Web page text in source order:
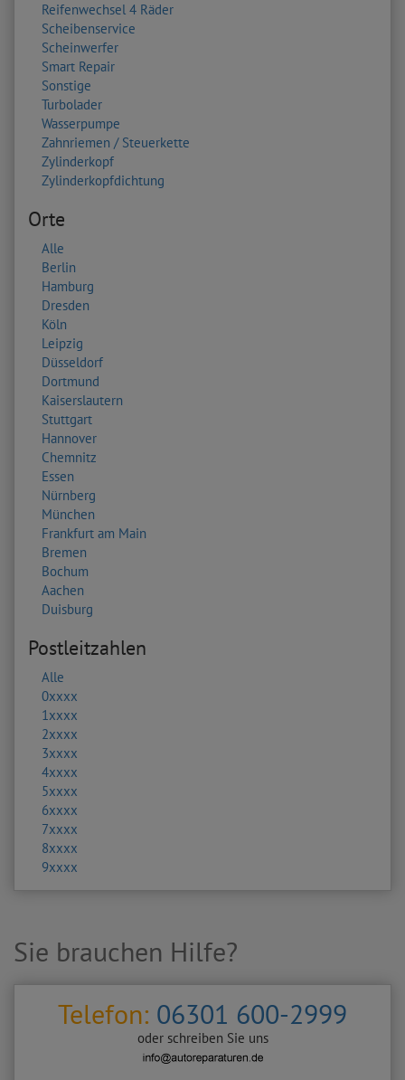
Reifenwechsel 4 Räder
Scheibenservice
Scheinwerfer
Smart Repair
Sonstige
Turbolader
Wasserpumpe
Zahnriemen / Steuerkette
Zylinderkopf
Zylinderkopfdichtung
Orte
Alle
Berlin
Hamburg
Dresden
Köln
Leipzig
Düsseldorf
Dortmund
Kaiserslautern
Stuttgart
Hannover
Chemnitz
Essen
Nürnberg
München
Frankfurt am Main
Bremen
Bochum
Aachen
Duisburg
Postleitzahlen
Alle
0xxxx
1xxxx
2xxxx
3xxxx
4xxxx
5xxxx
6xxxx
7xxxx
8xxxx
9xxxx
Sie brauchen Hilfe?
Telefon: 06301 600-2999
oder schreiben Sie uns